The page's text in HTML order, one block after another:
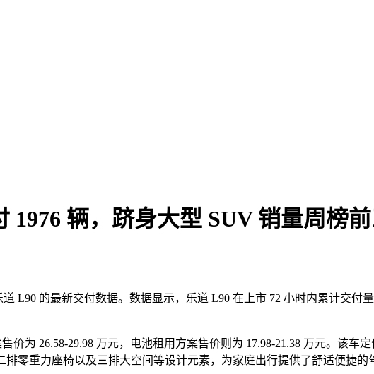
1976 辆，跻身大型 SUV 销量周榜
的最新交付数据。数据显示，乐道 L90 在上市 72 小时内累计交付
为 26.58-29.98 万元，电池租用方案售价则为 17.98-21.38 万元。该车
零重力座椅以及三排大空间等设计元素，为家庭出行提供了舒适便捷的